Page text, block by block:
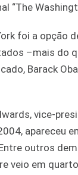
“The
foi a opção
–mais do
Barack
vice-
apareceu
outros
veio em